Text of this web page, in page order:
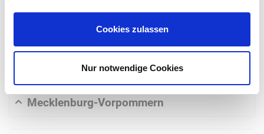
Cookies zulassen
Nur notwendige Cookies
Mecklenburg-Vorpommern